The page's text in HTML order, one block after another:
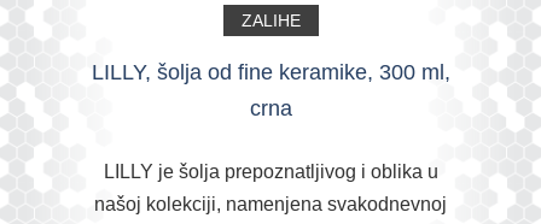
ZALIHE
LILLY, šolja od fine keramike, 300 ml,
crna
LILLY je šolja prepoznatljivog i oblika u
našoj kolekciji, namenjena svakodnevnoj